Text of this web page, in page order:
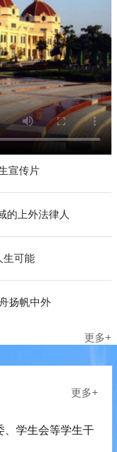
更多+
宣传片
的上外法律人
生可能
扬帆中外
更多+
、学生会等学生干